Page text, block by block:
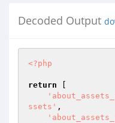
Decoded Output
<?php
return
ssets' ,